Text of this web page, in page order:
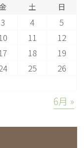
土 日
3 4
5
10 11
12
17 18
19
25
26
6月 »